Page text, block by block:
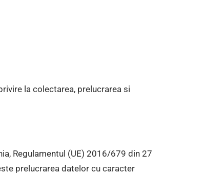
la colectarea, prelucrarea si
Regulamentul (UE) 2016/679 din 27
prelucrarea datelor cu caracter